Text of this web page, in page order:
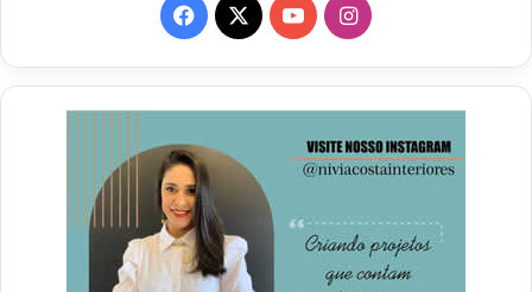
Facebook
X YouTubeInstagram